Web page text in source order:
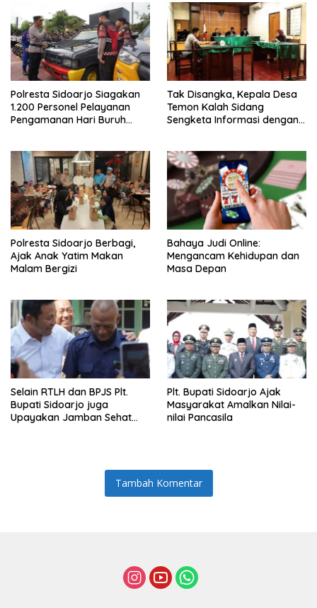
Polresta Sidoarjo Siagakan
1.200 Personel Pelayanan
Pengamanan Hari Buruh
Tak Disangka, Kepala Desa
Temon Kalah Sidang
Sengketa Informasi dengan
Polresta Sidoarjo Berbagi,
Ajak Anak Yatim Makan
Malam Bergizi
Bahaya Judi Online:
Mengancam Kehidupan dan
Masa Depan
Selain RTLH dan BPJS Plt.
Bupati Sidoarjo juga
Upayakan Jamban Sehat
Plt. Bupati Sidoarjo Ajak
Masyarakat Amalkan Nilai-
nilai Pancasila
Tambah Komentar